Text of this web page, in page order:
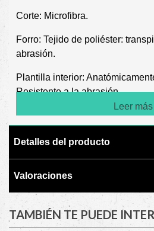
Corte: Microfibra.
Forro: Tejido de poliéster:
abrasión.
Plantilla interior:
Resistente a la abrasión.
Suela: Doble densidad de
Plantillas extraíbles lavables.
Normativa: EN-ISO 20347:2012
Sistema de cierre: Banda de
Leer más
Detalles del producto
Valoraciones
TAMBIÉN TE PUEDE